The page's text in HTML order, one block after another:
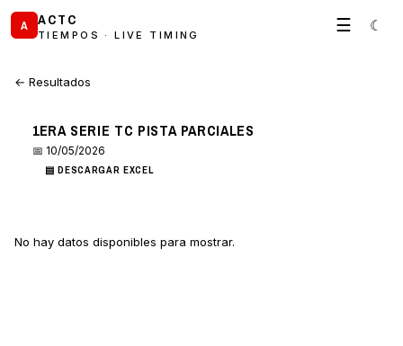
A ACTC
TIEMPOS · LIVE TIMING ☰ ☾
← Resultados
1ERA SERIE TC PISTA PARCIALES
📅 10/05/2026
▤ DESCARGAR EXCEL
No hay datos disponibles para mostrar.